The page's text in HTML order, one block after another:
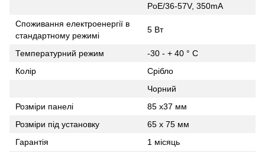
PoE/36-57V, 350mA
Споживання електроенергії в
стандартному режимі
5 Вт
Температурний режим
-30 - + 40 ° C
Колір
Срібло
Чорний
Розміри панелі
85 x37 мм
Розміри під установку
65 x 75 мм
Гарантія
1 місяць